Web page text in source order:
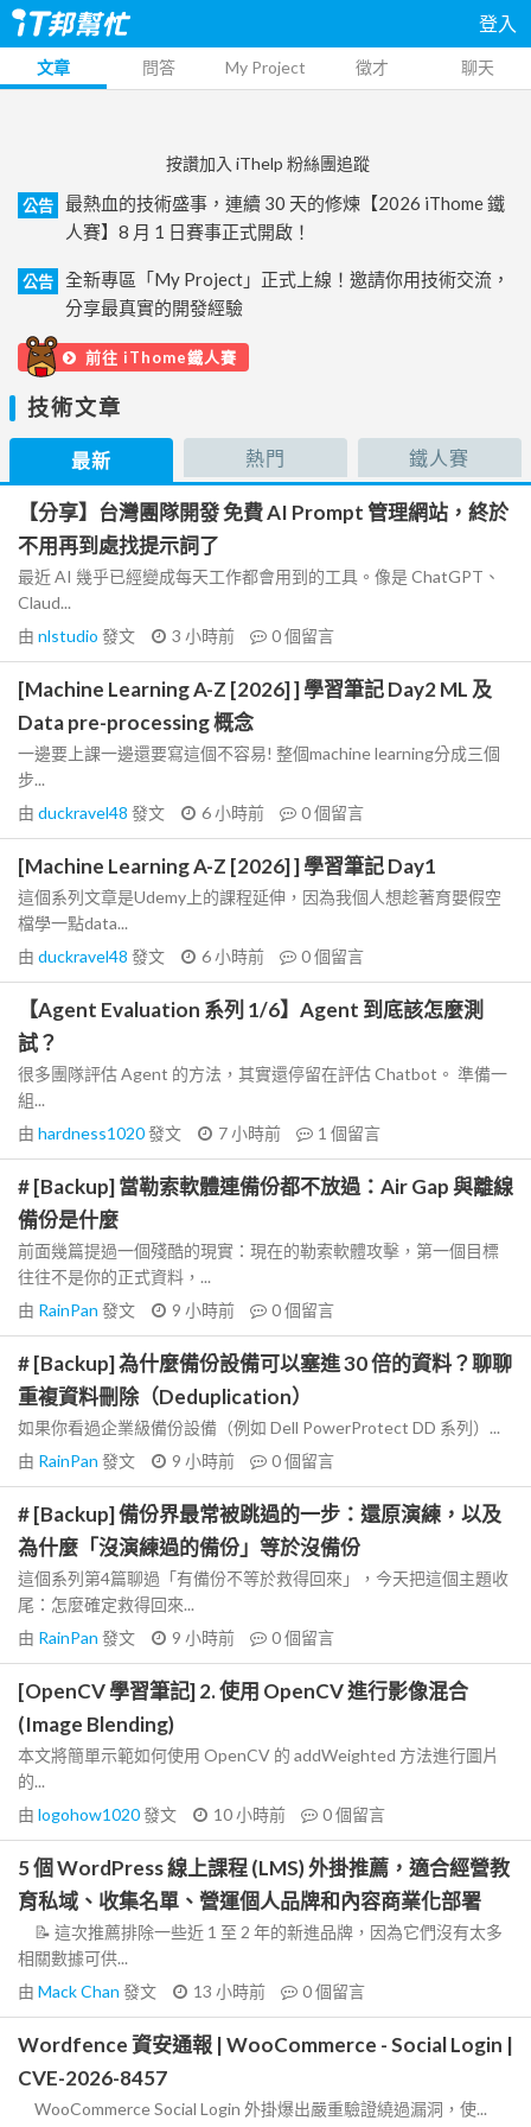
登入
文章 問答 My Project 徵才 聊天
按讚加入 iThelp 粉絲團追蹤
公告
最熱血的技術盛事，連續 30 天的修煉【2026 iThome 鐵
人賽】8 月 1 日賽事正式開啟！
公告
全新專區「My Project」正式上線！邀請你用技術交流，
分享最真實的開發經驗
前往 iThome鐵人賽
技術文章
最新 熱門 鐵人賽
【分享】台灣團隊開發 免費 AI Prompt 管理網站，終於
不用再到處找提示詞了
最近 AI 幾乎已經變成每天工作都會用到的工具。像是 ChatGPT、
Claud...
由 nlstudio 發文 3 小時前 0個留言
[Machine Learning A-Z [2026] ] 學習筆記 Day2 ML 及
Data pre-processing 概念
一邊要上課一邊還要寫這個不容易! 整個machine learning分成三個
步...
由 duckravel48 發文 6 小時前 0個留言
[Machine Learning A-Z [2026] ] 學習筆記 Day1
這個系列文章是Udemy上的課程延伸，因為我個人想趁著育嬰假空
檔學一點data...
由 duckravel48 發文 6 小時前 0個留言
【Agent Evaluation 系列 1/6】Agent 到底該怎麼測
試？
很多團隊評估 Agent 的方法，其實還停留在評估 Chatbot。 準備一
組...
由 hardness1020發文 7 小時前 1 個留言
# [Backup] 當勒索軟體連備份都不放過：Air Gap 與離線
備份是什麼
前面幾篇提過一個殘酷的現實：現在的勒索軟體攻擊，第一個目標
往往不是你的正式資料，...
由 RainPan 發文 9 小時前 0個留言
# [Backup] 為什麼備份設備可以塞進 30 倍的資料？聊聊
重複資料刪除（Deduplication）
如果你看過企業級備份設備（例如 Dell PowerProtect DD 系列）...
由 RainPan 發文 9 小時前 0個留言
# [Backup] 備份界最常被跳過的一步：還原演練，以及
為什麼「沒演練過的備份」等於沒備份
這個系列第4篇聊過「有備份不等於救得回來」，今天把這個主題收
尾：怎麼確定救得回來...
由 RainPan 發文 9 小時前 0個留言
[OpenCV 學習筆記] 2. 使用 OpenCV 進行影像混合
(Image Blending)
本文將簡單示範如何使用 OpenCV 的 addWeighted 方法進行圖片
的...
由 logohow1020發文 10 小時前 0個留言
5 個 WordPress 線上課程 (LMS) 外掛推薦，適合經營教
育私域、收集名單、營運個人品牌和內容商業化部署
📝 這次推薦排除一些近 1 至 2 年的新進品牌，因為它們沒有太多
相關數據可供...
由 Mack Chan 發文 13 小時前 0個留言
Wordfence 資安通報 | WooCommerce - Social Login |
CVE-2026-8457
WooCommerce Social Login 外掛爆出嚴重驗證繞過漏洞，使...